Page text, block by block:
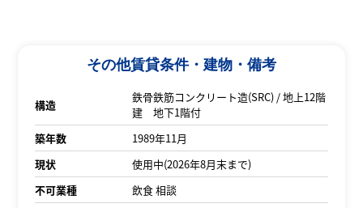
その他賃貸条件・建物・備考
構造
鉄骨鉄筋コンクリート造(SRC) / 地上12階
建 地下1階付
築年数
1989年11月
現状
使用中(2026年8月末まで)
不可業種
飲食 相談